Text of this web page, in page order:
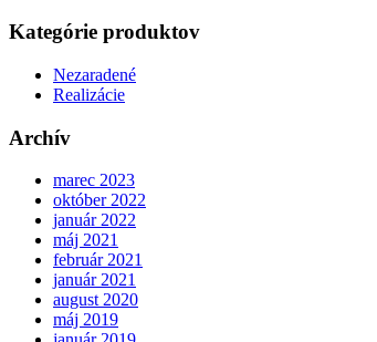
Kategórie produktov
Nezaradené
Realizácie
Archív
marec 2023
október 2022
január 2022
máj 2021
február 2021
január 2021
august 2020
máj 2019